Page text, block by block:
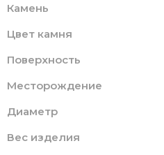
Камень
Цвет камня
Поверхность
Месторождение
Диаметр
Вес изделия